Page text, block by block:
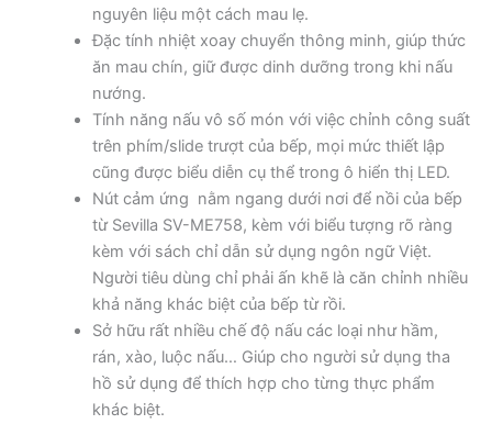
nguyên liệu một cách mau lẹ.
Đặc tính nhiệt xoay chuyển thông minh, giúp thức
ăn mau chín, giữ được dinh dưỡng trong khi nấu
nướng.
Tính năng nấu vô số món với việc chỉnh công suất
trên phím/slide trượt của bếp, mọi mức thiết lập
cũng được biểu diễn cụ thể trong ô hiển thị LED.
Nút cảm ứng nằm ngang dưới nơi để nồi của bếp
từ Sevilla SV-ME758, kèm với biểu tượng rõ ràng
kèm với sách chỉ dẫn sử dụng ngôn ngữ Việt.
Người tiêu dùng chỉ phải ấn khẽ là căn chỉnh nhiều
khả năng khác biệt của bếp từ rồi.
Sở hữu rất nhiều chế độ nấu các loại như hầm,
rán, xào, luộc nấu… Giúp cho người sử dụng tha
hồ sử dụng để thích hợp cho từng thực phẩm
khác biệt.